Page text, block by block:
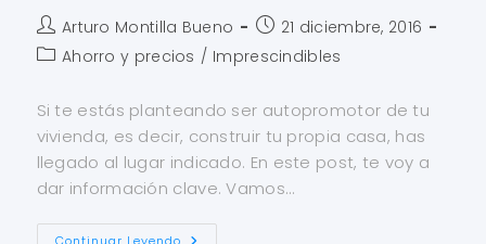
Arturo Montilla Bueno
21 diciembre, 2016
Ahorro y precios / Imprescindibles
Si te estás planteando ser autopromotor de tu
vivienda, es decir, construir tu propia casa, has
llegado al lugar indicado. En este post, te voy a
dar información clave. Vamos…